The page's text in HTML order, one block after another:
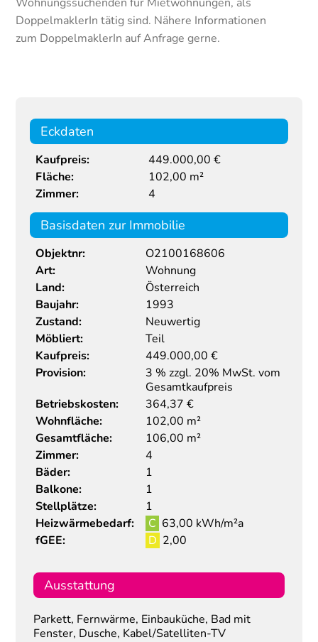
DoppelmaklerIn tätig sind. Nähere Informationen
zum DoppelmaklerIn auf Anfrage gerne.
Eckdaten
Kaufpreis:
449.000,00 €
Fläche:
102,00 m²
Zimmer:
4
Basisdaten zur Immobilie
Objektnr:
O2100168606
Art:
Wohnung
Land:
Österreich
Baujahr:
1993
Zustand:
Neuwertig
Möbliert:
Teil
Kaufpreis:
449.000,00 €
Provision:
3 % zzgl. 20% MwSt. vom
Gesamtkaufpreis
Betriebskosten:
364,37 €
Wohnfläche:
102,00 m²
Gesamtfläche:
106,00 m²
Zimmer:
4
Bäder:
1
Balkone:
1
Stellplätze:
1
Heizwärmebedarf:
C 63,00 kWh/m²a
fGEE:
D 2,00
Ausstattung
Parkett, Fernwärme, Einbauküche, Bad mit
Fenster, Dusche, Kabel/Satelliten-TV